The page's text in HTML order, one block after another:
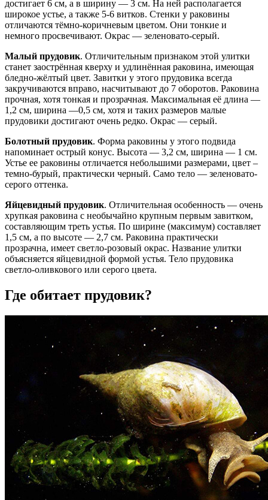
достигает 6 см, а в ширину — 3 см. На ней располагается
широкое устье, а также 5-6 витков. Стенки у раковины
отличаются тёмно-коричневым цветом. Они тонкие и
немного просвечивают. Окрас — зеленовато-серый.
Малый прудовик. Отличительным признаком этой улитки
станет заострённая кверху и удлинённая раковина, имеющая
бледно-жёлтый цвет. Завитки у этого прудовика всегда
закручиваются вправо, насчитывают до 7 оборотов. Раковина
прочная, хотя тонкая и прозрачная. Максимальная её длина —
1,2 см, ширина —0,5 см, хотя и таких размеров малые
прудовики достигают очень редко. Окрас — серый.
Болотный прудовик. Форма раковины у этого подвида
напоминает острый конус. Высота — 3,2 см, ширина — 1 см.
Устье ее раковины отличается небольшими размерами, цвет –
темно-бурый, практически черный. Само тело — зеленовато-
серого оттенка.
Яйцевидный прудовик. Отличительная особенность — очень
хрупкая раковина с необычайно крупным первым завитком,
составляющим треть устья. По ширине (максимум) составляет
1,5 см, а по высоте — 2,7 см. Раковина практически
прозрачна, имеет светло-розовый окрас. Название улитки
объясняется яйцевидной формой устья. Тело прудовика
светло-оливкового или серого цвета.
Где обитает прудовик?